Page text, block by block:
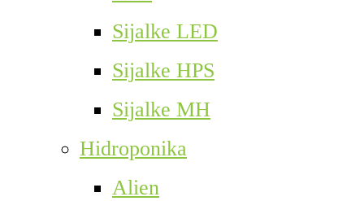
Sijalke LED
Sijalke HPS
Sijalke MH
Hidroponika
Alien